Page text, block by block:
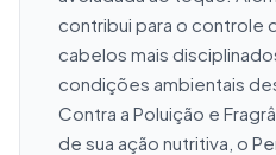
contribui para o controle
cabelos mais
condições ambientais
Contra a Poluição e
de sua ação nutritiva, o